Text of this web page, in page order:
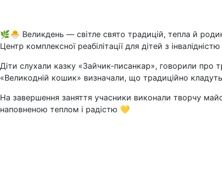
🌿🐣 Великдень — світле свято традицій, тепла й
Центр комплексної реабілітації для дітей з
Діти слухали казку «Зайчик-писанкар», говорили про
«Великодній кошик» визначали, що традиційно
На завершення заняття учасники виконали творчу
наповненою теплом і радістю 💛